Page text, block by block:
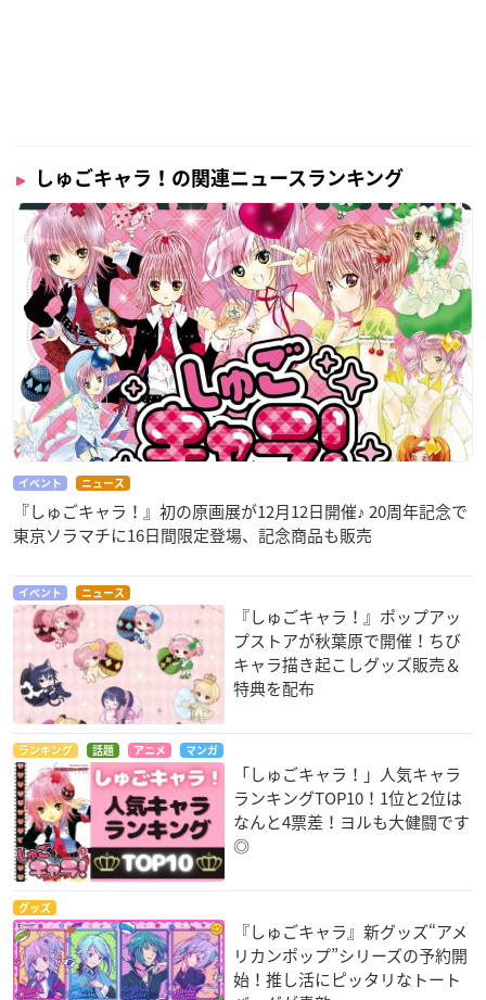
しゅごキャラ！の関連ニュースランキング
イベント ニュース
『しゅごキャラ！』初の原画展が12月12日開催♪ 20周年記念で
東京ソラマチに16日間限定登場、記念商品も販売
イベント ニュース
『しゅごキャラ！』ポップアッ
プストアが秋葉原で開催！ちび
キャラ描き起こしグッズ販売＆
特典を配布
ランキング 話題 アニメ マンガ
「しゅごキャラ！」人気キャラ
ランキングTOP10！1位と2位は
なんと4票差！ヨルも大健闘です
◎
グッズ
『しゅごキャラ』新グッズ“アメ
リカンポップ”シリーズの予約開
始！推し活にピッタリなトート